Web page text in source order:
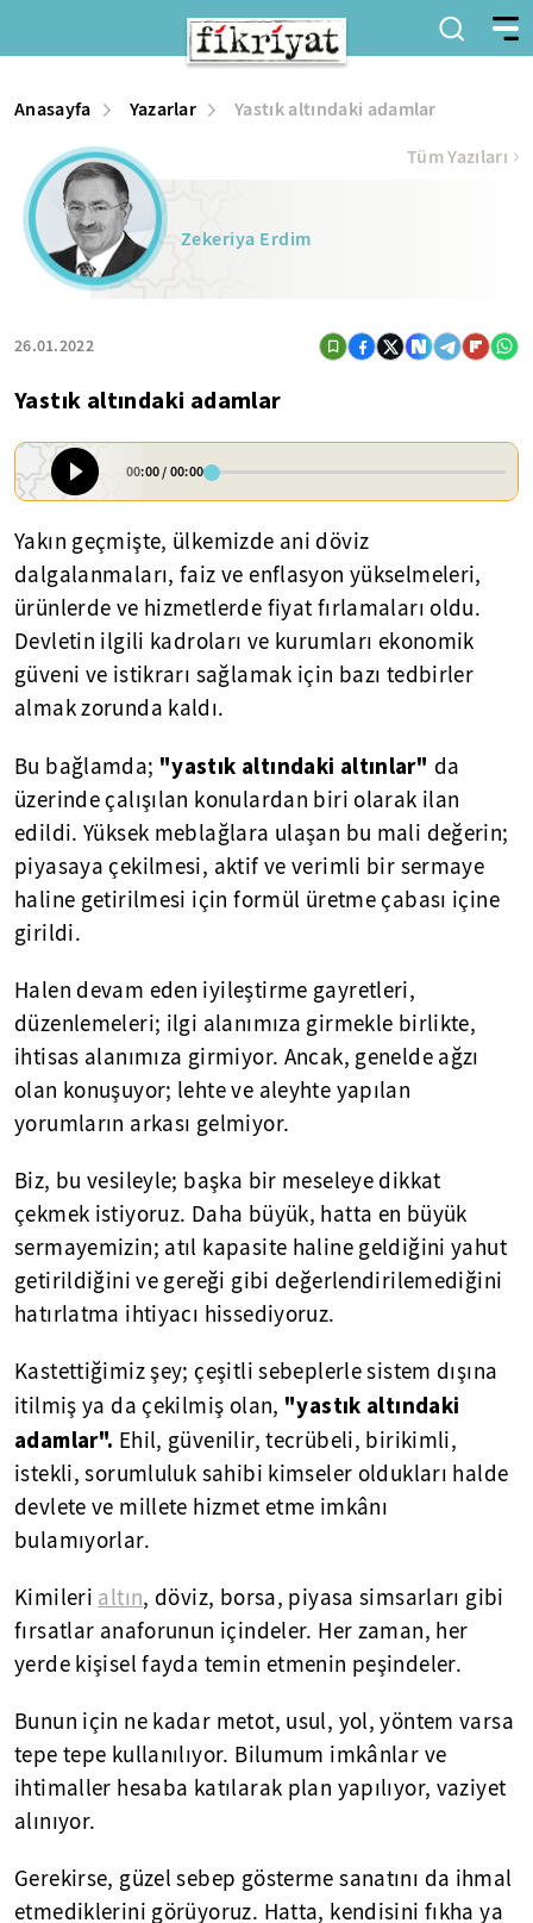
Anasayfa Yazarlar Yastık altındaki adamlar
Zekeriya Erdim
26.01.2022
Tüm Yazıları
Yastık altındaki adamlar
00:00/00:00
Yakın geçmişte, ülkemizde ani döviz
dalgalanmaları, faiz ve enflasyon yükselmeleri,
ürünlerde ve hizmetlerde fiyat fırlamaları oldu.
Devletin ilgili kadroları ve kurumları ekonomik
güveni ve istikrarı sağlamak için bazı tedbirler
almak zorunda kaldı.
Bu bağlamda; "yastık altındaki altınlar" da
üzerinde çalışılan konulardan biri olarak ilan
edildi. Yüksek meblağlara ulaşan bu mali değerin;
piyasaya çekilmesi, aktif ve verimli bir sermaye
haline getirilmesi için formül üretme çabası içine
girildi.
Halen devam eden iyileştirme gayretleri,
düzenlemeleri; ilgi alanımıza girmekle birlikte,
ihtisas alanımıza girmiyor. Ancak, genelde ağzı
olan konuşuyor; lehte ve aleyhte yapılan
yorumların arkası gelmiyor.
Biz, bu vesileyle; başka bir meseleye dikkat
çekmek istiyoruz. Daha büyük, hatta en büyük
sermayemizin; atıl kapasite haline geldiğini yahut
getirildiğini ve gereği gibi değerlendirilemediğini
hatırlatma ihtiyacı hissediyoruz.
Kastettiğimiz şey; çeşitli sebeplerle sistem dışına
itilmiş ya da çekilmiş olan, "yastık altındaki
adamlar". Ehil, güvenilir, tecrübeli, birikimli,
istekli, sorumluluk sahibi kimseler oldukları halde
devlete ve millete hizmet etme imkânı
bulamıyorlar.
Kimileri altın, döviz, borsa, piyasa simsarları gibi
fırsatlar anaforunun içindeler. Her zaman, her
yerde kişisel fayda temin etmenin peşindeler.
Bunun için ne kadar metot, usul, yol, yöntem varsa
tepe tepe kullanılıyor. Bilumum imkânlar ve
ihtimaller hesaba katılarak plan yapılıyor, vaziyet
alınıyor.
Gerekirse, güzel sebep gösterme sanatını da ihmal
etmediklerini görüyoruz. Hatta, kendisini fıkha ya